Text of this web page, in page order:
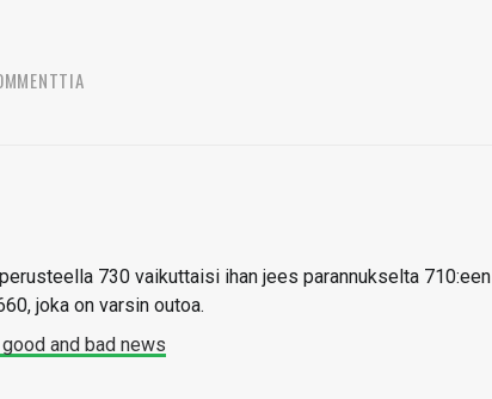
730 vaikuttaisi ihan jees parannukselta 710:een
joka on varsin outoa.
and bad news